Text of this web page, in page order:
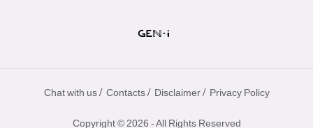
Chat with us / Contacts / Disclaimer / Privacy Policy
Copyright © 2026 - All Rights Reserved